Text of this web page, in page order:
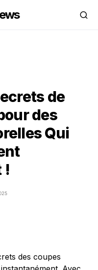
de
des
Qui
!
des coupes